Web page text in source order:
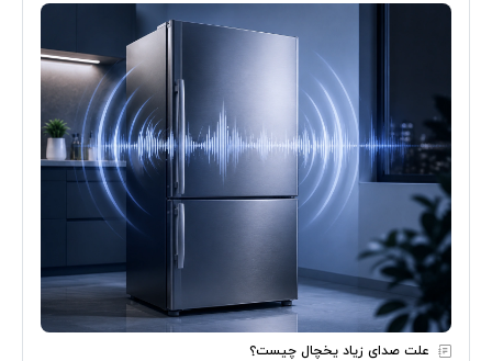
علت صدای زیاد یخچال چیست؟